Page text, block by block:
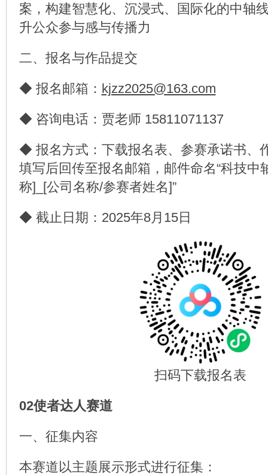
案，构建智慧化、沉浸式、国际化的中轴
升公众参与感与传播力
二、报名与作品提交
◆ 报名邮箱： kjzz2025@163.com
◆ 咨询电话：贾老师 15811071137
◆ 报名方式：下载报名表、参赛承诺书、
填写后回传至报名邮箱，邮件命名“科技中
称]_[公司名称/参赛者姓名]”
◆ 截止日期：2025年8月15日
扫码下载报名表
02使者达人赛道
一、征集内容
本赛道以主题展示形式进行征集：